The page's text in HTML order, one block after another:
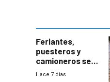
Feriantes,
puesteros y
camioneros se
movilizaron en
Hace 7 días